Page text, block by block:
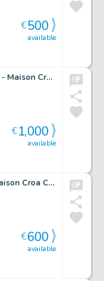
available
€500
Double planche originale n°4-5 - Maison Croa Croa
available
€1,000
Illustration originale inédite - Maison Croa Croa
available
€600